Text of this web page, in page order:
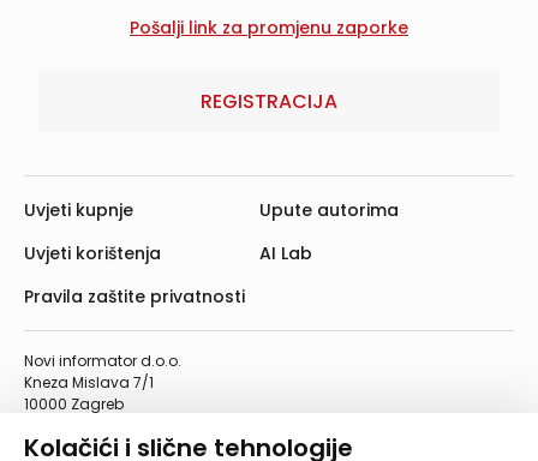
Kolačići i slične tehnologije
REGISTRACIJA
Novi informator d.o.o.
Kneza Mislava 7/1
10000 Zagreb
Telefaks: 01/4612-553
Uvjeti kupnje
Uvjeti korištenja
Pravila zaštite privatnosti
Upute autorima
AI Lab